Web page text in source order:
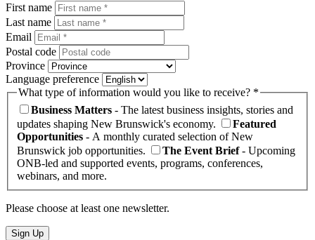
First name
Last name
Email
Postal code
Province
Language preference
What type of information would you like to receive? *
Business Matters - The latest business insights, stories and
updates shaping New Brunswick's economy.
Featured
Opportunities - A monthly curated selection of New
Brunswick job opportunities.
The Event Brief- Upcoming
ONB-led and supported events, programs, conferences,
webinars, and more.
Please choose at least one newsletter.
Sign Up